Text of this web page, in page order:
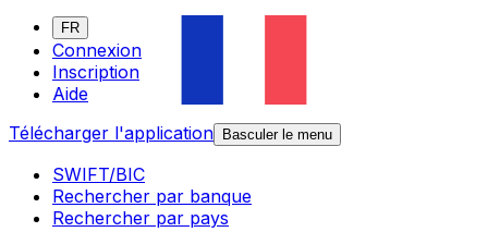
FR
Connexion
Inscription
Aide
Télécharger l'application
Basculer le menu
SWIFT/BIC
Rechercher par banque
Rechercher par pays